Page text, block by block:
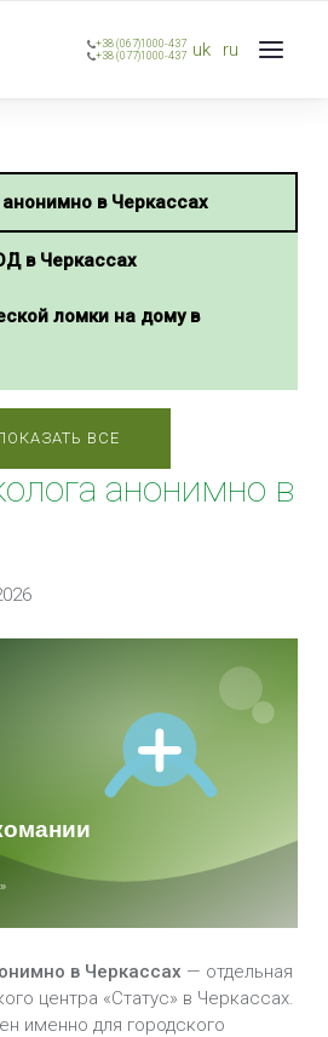
+38 (067)1000-437
+38 (077)1000-437 uk ru
в Черкассах
в Черкассах
ломки на дому в
в Черкассах
в Черкассах
в Черкассах
зависимости в Черкассах
в стационаре в
зависимости
ломки в Черкассах
Наркомании в
ВСЕ
анонимно в
в Черкассах — отдельная
центра «Статус» в Черкассах.
именно для городского